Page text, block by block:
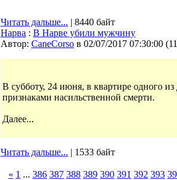
Читать дальше... | 8440 байт
Нарва : В Нарве убили мужчину
Автор: CaneCorso в 02/07/2017 07:30:00 (
В субботу, 24 июня, в квартире одного
признаками насильственной смерти.
Далее...
Читать дальше... | 1533 байт
« 1 ... 386 387 388 389 390 391 392 393